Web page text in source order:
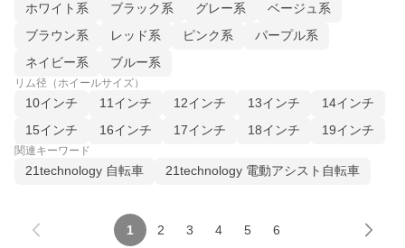
ホワイト系 ブラック系 グレー系
ベージュ系
ブラウン系
レッド系 ピンク系
パープル系
ネイビー系
ブルー系
リム径（ホイールサイズ）
10インチ 11インチ 12インチ 13インチ
14インチ
15インチ
16インチ 17インチ 18インチ 19インチ
関連キーワード
21technology 自転車 21technology 電動アシスト自転車
1 2 3 4 5 6